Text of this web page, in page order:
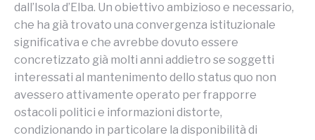
dall’Isola d’Elba. Un obiettivo ambizioso e necessario,
che ha già trovato una convergenza istituzionale
significativa e che avrebbe dovuto essere
concretizzato già molti anni addietro se soggetti
interessati al mantenimento dello status quo non
avessero attivamente operato per frapporre
ostacoli politici e informazioni distorte,
condizionando in particolare la disponibilità di